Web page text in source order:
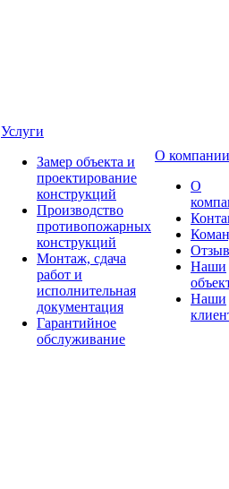
Услуги
Замер объекта и
проектирование
конструкций
Производство
противопожарных
конструкций
Монтаж, сдача
работ и
исполнительная
документация
Гарантийное
обслуживание
О компании
О
Наши
Наши